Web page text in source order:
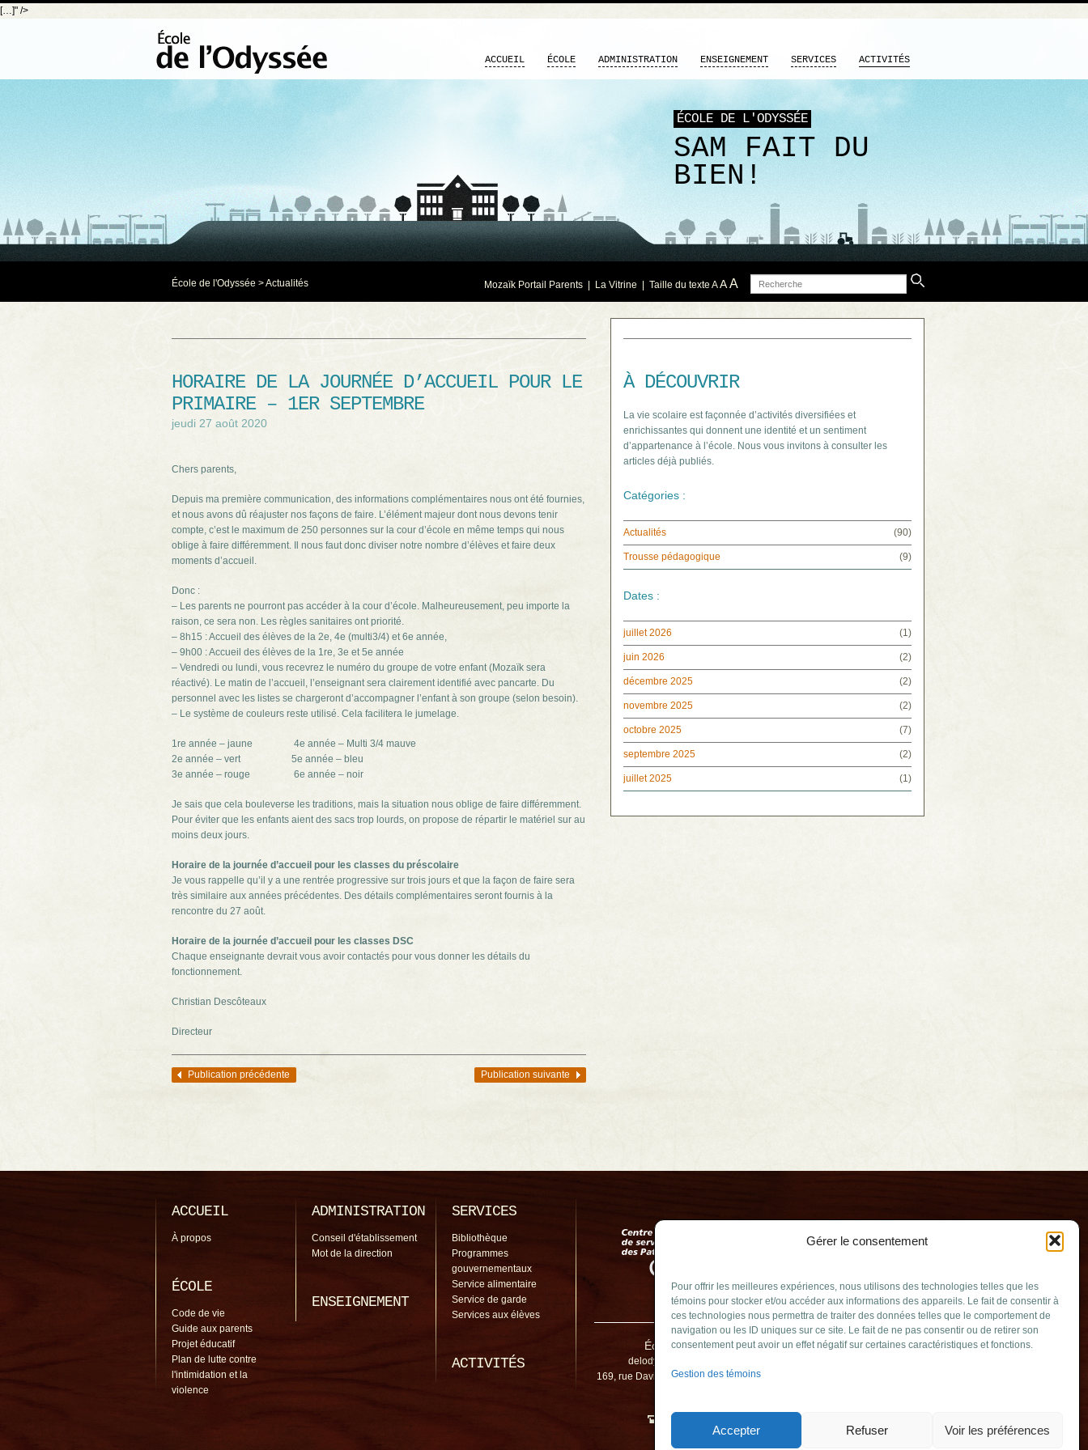
Gérer le consentement
Pour offrir les meilleures expériences, nous utilisons des technologies telles que les
témoins pour stocker et/ou accéder aux informations des appareils. Le fait de consentir à
ces technologies nous permettra de traiter des données telles que le comportement de
navigation ou les ID uniques sur ce site. Le fait de ne pas consentir ou de retirer son
consentement peut avoir un effet négatif sur certaines caractéristiques et fonctions.
Gestion des témoins
Accepter Refuser Voir les préférences
[…]" />
ÉCOLE DE L'ODYSSÉE
SAM FAIT DU
BIEN!
ACCUEIL ÉCOLE ADMINISTRATION ENSEIGNEMENT SERVICES ACTIVITÉS
École de l'Odyssée >Actualités Mozaïk Portail Parents La Vitrine | Taille du texte A AA Recherche
HORAIRE DE LA JOURNÉE D’ACCUEIL POUR LE
PRIMAIRE – 1ER SEPTEMBRE
jeudi 27 août 2020
Chers parents,
Depuis ma première communication, des informations complémentaires nous ont été fournies,
et nous avons dû réajuster nos façons de faire. L’élément majeur dont nous devons tenir
compte, c’est le maximum de 250 personnes sur la cour d’école en même temps qui nous
oblige à faire différemment. Il nous faut donc diviser notre nombre d’élèves et faire deux
moments d’accueil.
Donc :
– Les parents ne pourront pas accéder à la cour d’école. Malheureusement, peu importe la
raison, ce sera non. Les règles sanitaires ont priorité.
– 8h15 : Accueil des élèves de la 2e, 4e (multi3/4) et 6e année,
– 9h00 : Accueil des élèves de la 1re, 3e et 5e année
– Vendredi ou lundi, vous recevrez le numéro du groupe de votre enfant (Mozaïk sera
réactivé). Le matin de l’accueil, l’enseignant sera clairement identifié avec pancarte. Du
personnel avec les listes se chargeront d’accompagner l’enfant à son groupe (selon besoin).
– Le système de couleurs reste utilisé. Cela facilitera le jumelage.
1re année – jaune 4e année – Multi 3/4 mauve
2e année – vert 5e année – bleu
3e année – rouge 6e année – noir
Je sais que cela bouleverse les traditions, mais la situation nous oblige de faire différemment.
Pour éviter que les enfants aient des sacs trop lourds, on propose de répartir le matériel sur au
moins deux jours.
Horaire de la journée d’accueil pour les classes du préscolaire
Je vous rappelle qu’il y a une rentrée progressive sur trois jours et que la façon de faire sera
très similaire aux années précédentes. Des détails complémentaires seront fournis à la
rencontre du 27 août.
Horaire de la journée d’accueil pour les classes DSC
Chaque enseignante devrait vous avoir contactés pour vous donner les détails du
fonctionnement.
Christian Descôteaux
Directeur
Navigation des articles
Publication précédente Publication suivante
À DÉCOUVRIR
La vie scolaire est façonnée d’activités diversifiées et
enrichissantes qui donnent une identité et un sentiment
d’appartenance à l’école. Nous vous invitons à consulter les
articles déjà publiés.
Catégories :
Actualités (90)
Trousse pédagogique (9)
Dates :
juillet 2026 (1)
juin 2026 (2)
décembre 2025 (2)
novembre 2025 (2)
octobre 2025 (7)
septembre 2025 (2)
juillet 2025 (1)
ACCUEIL
À propos
ÉCOLE
Code de vie
Guide aux parents
Projet éducatif
Plan de lutte contre
l'intimidation et la
violence
ADMINISTRATION
Conseil d'établissement
Mot de la direction
ENSEIGNEMENT
SERVICES
Bibliothèque
Programmes
gouvernementaux
Service alimentaire
Service de garde
Services aux élèves
ACTIVITÉS
École de l'Odyssée
delodyssee@cssp.gouv.qc.ca
169, rue David Sud, Saint-Amable (Québec)
450 645-2349